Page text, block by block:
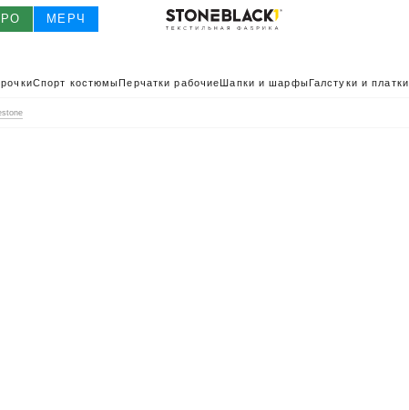
МЕРЧ
Спорт костюмыПерчатки рабочиеШапки и шарфыГалстуки и платки